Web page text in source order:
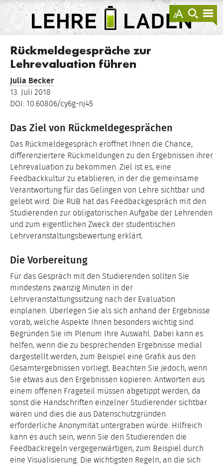
anzeigen
zur
Suche
LEHRE
LADEN
Rückmeldegespräche zur
Lehrevaluation führen
Julia Becker
13. Juli 2018
DOI: 10.60806/cy6g-nj45
Das Ziel von Rückmeldegesprächen
Das Rückmeldegespräch eröffnet Ihnen die Chance,
differenziertere Rückmeldungen zu den Ergebnissen ihrer
Lehrevaluation zu bekommen. Ziel ist es, eine
Feedbackkultur zu etablieren, in der die gemeinsame
Verantwortung für das Gelingen von Lehre sichtbar und
gelebt wird. Die RUB hat das Feedbackgespräch mit den
Studierenden zur obligatorischen Aufgabe der Lehrenden
und zum eigentlichen Zweck der studentischen
Lehrveranstaltungsbewertung erklärt.
Die Vorbereitung
Für das Gespräch mit den Studierenden sollten Sie
mindestens zwanzig Minuten in der
Lehrveranstaltungssitzung nach der Evaluation
einplanen. Überlegen Sie als sich anhand der Ergebnisse
vorab, welche Aspekte Ihnen besonders wichtig sind.
Begründen Sie im Plenum Ihre Auswahl. Dabei kann es
helfen, wenn die zu besprechenden Ergebnisse medial
dargestellt werden, zum Beispiel eine Grafik aus den
Gesamtergebnissen vorliegt. Beachten Sie jedoch, wenn
Sie etwas aus den Ergebnissen kopieren: Antworten aus
einem offenen Frageteil müssen abgetippt werden, da
sonst die Handschriften einzelner Studierender sichtbar
wären und dies die aus Datenschutzgründen
erforderliche Anonymität untergraben würde. Hilfreich
kann es auch sein, wenn Sie den Studierenden die
Feedbackregeln vergegenwärtigen, zum Beispiel durch
eine Visualisierung. Die wichtigsten Regeln, an die sich